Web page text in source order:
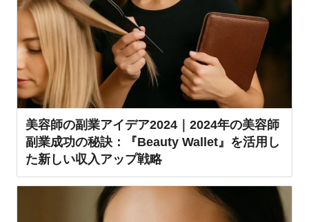
美容師の副業アイデア2024｜2024年の美容師
副業成功の秘訣：『Beauty Wallet』を活用し
た新しい収入アップ戦略